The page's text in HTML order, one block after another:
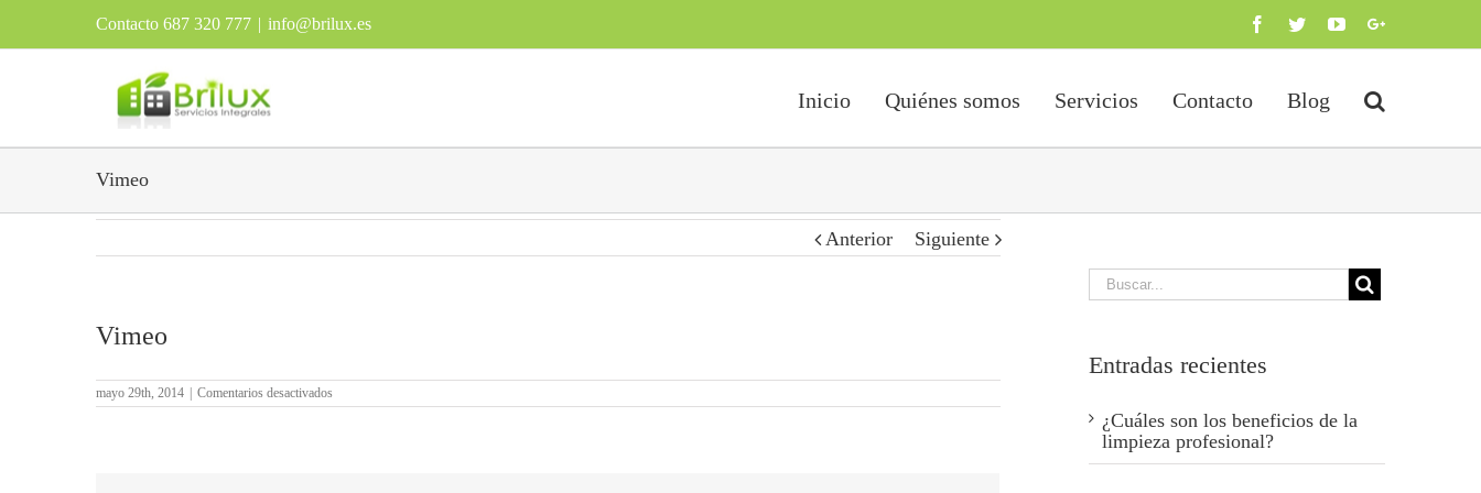
Contacto 687 320 777 | info@brilux.es Facebook
TwitterYoutubeGoogle+
Inicio Quiénes somos Servicios Contacto Blog
Vimeo
Anterior Siguiente
Vimeo
mayo 29th, 2014 Comentarios desactivadosen
Vimeo
Entradas recientes
¿Cuáles son los beneficios de la
limpieza profesional?